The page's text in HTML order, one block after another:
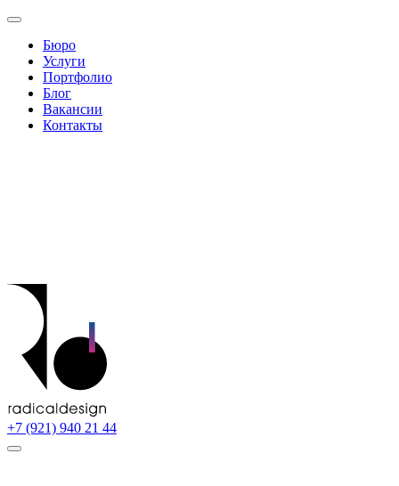
Бюро
Услуги
Портфолио
Блог
Вакансии
Контакты
+7 (921) 940 21 44